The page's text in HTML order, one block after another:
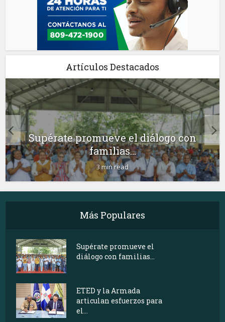
Artículos Destacados
Supérate promueve el diálogo con
familias...
3 min read
Más Populares
Supérate promueve el
diálogo con familias...
ETED y la Armada
articulan esfuerzos para
el...